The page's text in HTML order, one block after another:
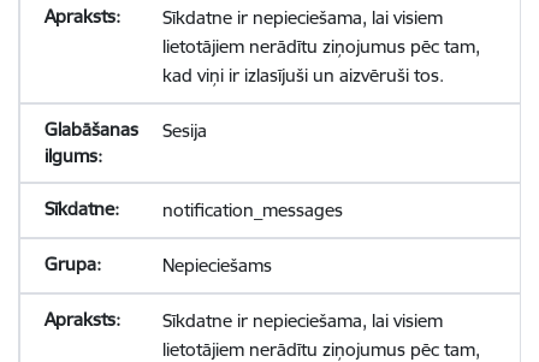
Sīkdatne ir nepieciešama, lai visiem
lietotājiem nerādītu ziņojumus pēc tam,
kad viņi ir izlasījuši un aizvēruši tos.
Sesija
notification_messages
Nepieciešams
Sīkdatne ir nepieciešama, lai visiem
lietotājiem nerādītu ziņojumus pēc tam,